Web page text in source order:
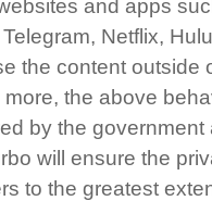
and apps
Netflix,
the content outside
the above
by the government
will ensure the
to the greatest